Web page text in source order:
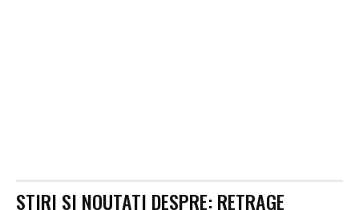
STIRI SI NOUTATI DESPRE:RETRAGE